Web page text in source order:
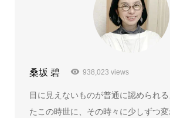
桑坂 碧 938,023 views
目に見えないものが普通に認められ
たこの時世に、その時々に少しずつ